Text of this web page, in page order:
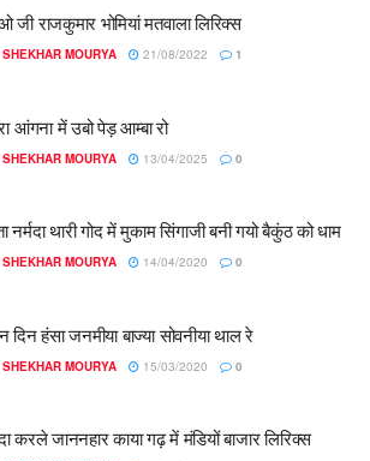
राजकुमार भोमियां मतवाला लिरिक्स
SHEKHAR MOURYA 21/08/2022 1
आंगना में उबो पेड़ आम्बा रो
SHEKHAR MOURYA 13/04/2025 0
नर्मदा थारी गोद में मुकाम सिंगाजी बनी गयो बैकुंठ को धाम
SHEKHAR MOURYA 14/04/2020 0
दिन हंसा जनमीया बाज्या सोवनीया थाल रे
SHEKHAR MOURYA 15/03/2020 0
करले जाननहार काया गढ़ में मंडियों बाजार लिरिक्स